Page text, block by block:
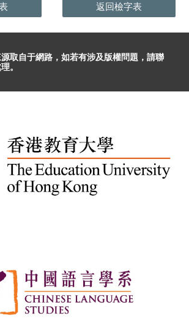
返回檢字表
源取自于網路，如若有涉及版權問題 ，請聯
。